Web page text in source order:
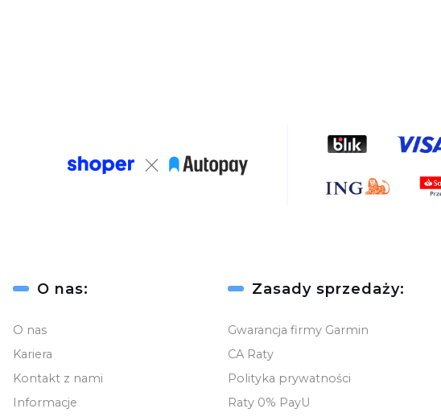
Linki w stopce
O nas:
O nas
Kariera
Kontakt z nami
Informacje
Zasady sprzedaży:
Gwarancja firmy Garmin
CA Raty
Polityka prywatności
Raty 0% PayU